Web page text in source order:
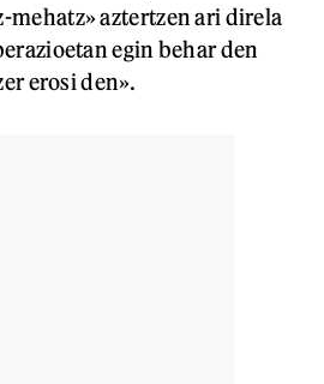
mehatz» aztertzen ari direla
egin behar den
erosi den».